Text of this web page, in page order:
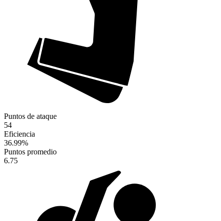
Puntos de ataque
54
Eficiencia
36.99%
Puntos promedio
6.75